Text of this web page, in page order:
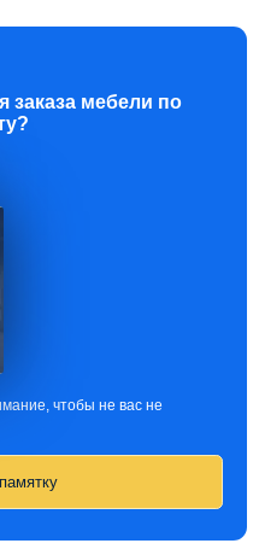
заказа мебели по
чтобы не вас не